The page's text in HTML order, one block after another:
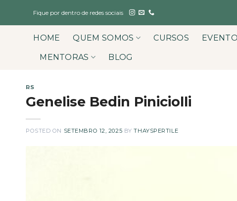
Fique por dentro de redes sociais
HOME QUEM SOMOS CURSOS
MENTORAS BLOG
RS
Genelise Bedin Piniciolli
POSTED ON SETEMBRO 12, 2025 BYTHAYSPERTILE